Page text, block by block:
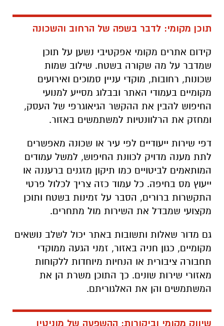
תוכן מקומי: לדבר בשפה של הרחוב והשכונה
קידום אתרים מקומי אפקטיבי נשען על תוכן
שמדבר על מה שקורה בשטח. שילוב שמות
שכונות, רחובות, מוקדי עניין סמוכים ואירועים
מקומיים בעמודי האתר ובבלוג מסייע למנועי
החיפוש להבין את ההקשר הגיאוגרפי של העסק,
ומחזק את הרלוונטיות למשתמשים באזור.
דפי שירות ייעודיים לפי עיר או שכונה מאפשרים
לתת מענה מדויק לכוונת החיפוש, למשל עמודים
המותאמים לביטויים כמו תיקון מזגנים ברעננה או
ייעוץ מס בחיפה. כל עמוד כזה צריך לכלול פרטי
התקשרות ברורים, הסבר על זמינות בשטח ותוכן
מקצועי שמבדל את השירות מול מתחרים.
גם מדור שאלות ותשובות באתר יכול לשלב נושאים
מקומיים, כגון חניה באזור, זמני הגעה ממוקדי
תחבורה ציבורית או הנחיות מיוחדות ללקוחות
מאזורי שירות שונים. כך התוכן משרת הן את
המשתמשים והן את האלגוריתם.
שיווק מקומי וביקורות: ההשפעה של מוניטין